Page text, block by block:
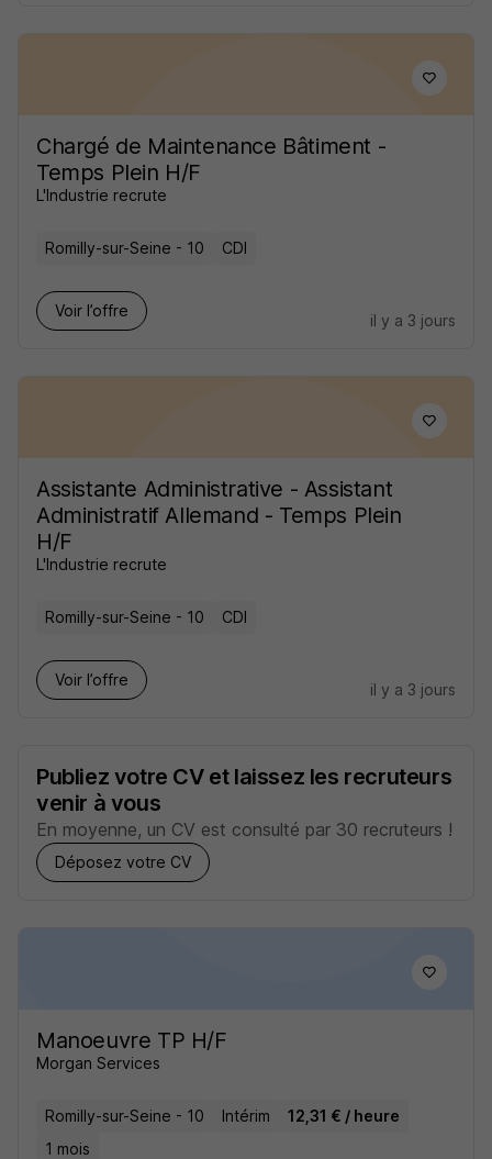
Chargé de Maintenance Bâtiment -
Temps Plein H/F
L'Industrie recrute
Romilly-sur-Seine - 10 CDI
Voir l’offre
il y a 3 jours
Assistante Administrative - Assistant
Administratif Allemand - Temps Plein
H/F
L'Industrie recrute
Romilly-sur-Seine - 10 CDI
Voir l’offre
il y a 3 jours
Publiez votre CV et laissez les recruteurs
venir à vous
En moyenne, un CV est consulté par 30 recruteurs !
Déposez votre CV
Manoeuvre TP H/F
Morgan Services
Romilly-sur-Seine - 10 Intérim
12,31 € / heure
1 mois